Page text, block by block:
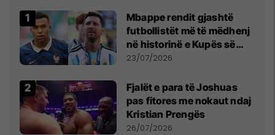
Mbappe rendit gjashtë
futbollistët më të mëdhenj
në historinë e Kupës së
Botës, Messi mbetet i dyti
23/07/2026
Fjalët e para të Joshuas
pas fitores me nokaut ndaj
Kristian Prengës
26/07/2026